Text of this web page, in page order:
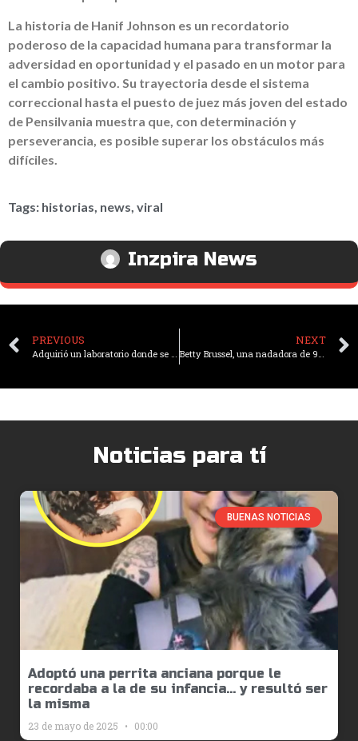
La historia de Hanif Johnson es un recordatorio
poderoso de la capacidad humana para transformar la
adversidad en oportunidad y el pasado en un motor para
el cambio positivo. Su trayectoria desde el sistema
correccional hasta el puesto de juez más joven del estado
de Pensilvania muestra que, con determinación y
perseverancia, es posible superar los obstáculos más
difíciles.
Tags: historias news viral
Inzpira News
PREVIOUS NEXT
Noticias para tí
BUENAS NOTICIAS
Adoptó una perrita anciana porque le
recordaba a la de su infancia… y resultó ser
la misma
23 de mayo de 2025 00:00